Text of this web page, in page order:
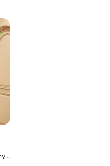
Торцевой комод Салленс Премиум с полками